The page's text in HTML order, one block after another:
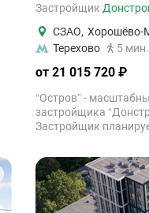
Застройщик
СЗАО, Хорошёво-
Терехово
5 мин.
от 21 015 720 ₽
“Остров” -
застройщика
Застройщик